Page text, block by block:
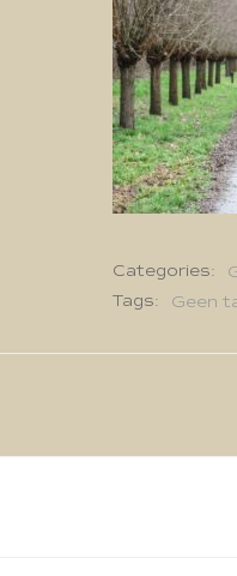
Categories:
Tags:
Geen